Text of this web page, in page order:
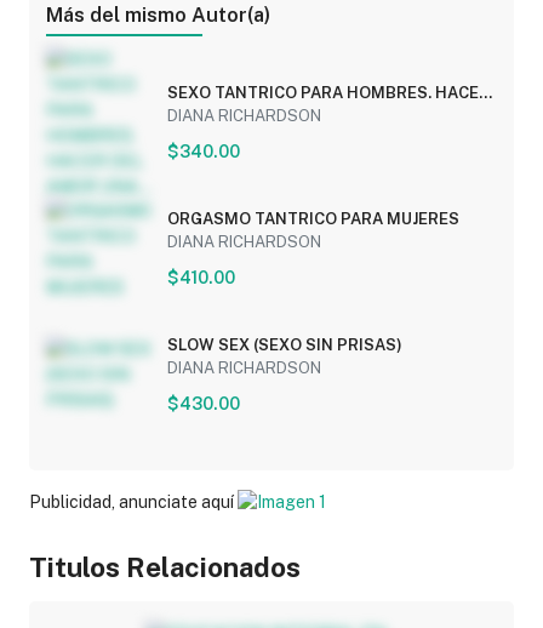
Más del mismo Autor(a)
SEXO TANTRICO PARA HOMBRES. HACER
DEL AMOR UNA...
DIANA RICHARDSON
$340.00
ORGASMO TANTRICO PARA MUJERES
DIANA RICHARDSON
$410.00
SLOW SEX (SEXO SIN PRISAS)
DIANA RICHARDSON
$430.00
Publicidad, anunciate aquí
Titulos Relacionados